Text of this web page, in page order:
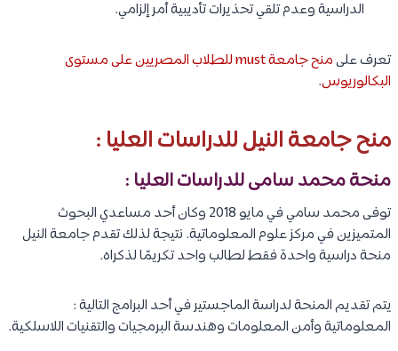
الدراسية وعدم تلقي تحذيرات تأديبية أمر إلزامي.
تعرف على
منح جامعة must للطلاب المصريين على مستوى
البكالوريوس.
منح جامعة النيل للدراسات العليا :
منحة محمد سامى للدراسات العليا :
توفى محمد سامي في مايو 2018 وكان أحد مساعدي البحوث
المتميزين في مركز علوم المعلوماتية. نتيجة لذلك تقدم جامعة النيل
منحة دراسية واحدة فقط لطالب واحد تكريمًا لذكراه.
يتم تقديم المنحة لدراسة الماجستير في أحد البرامج التالية :
المعلوماتية وأمن المعلومات وهندسة البرمجيات والتقنيات اللاسلكية.